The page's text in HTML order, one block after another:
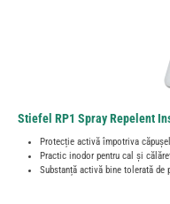
Stiefel RP1 Spray Repelent
Protecție activă împotriva
Practic inodor pentru cal și
Substanță activă bine tolerată de